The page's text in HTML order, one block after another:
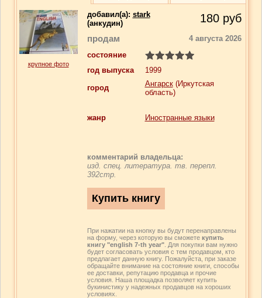
крупное фото
добавил(a): stark
(анкудин)
180 руб
продам
4 августа 2026
состояние
год выпуска
1999
город
Ангарск(Иркутская
область)
жанр Иностранные языки
комментарий владельца:
изд. спец. литература. тв. перепл.
392стр.
При нажатии на кнопку вы будут перенаправлены
на форму, через которую вы сможете купить
книгу "english 7-th year". Для покупки вам нужно
будет согласовать условия с тем продавцом, кто
предлагает данную книгу. Пожалуйста, при заказе
обращайте внимание на состояние книги, способы
ее доставки, репутацию продавца и прочие
условия. Наша площадка позволяет купить
букинистику у надежных продавцов на хороших
условиях.